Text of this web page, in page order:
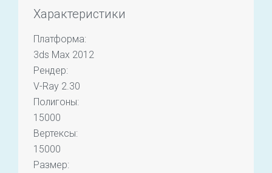
Характеристики
Платформа:
3ds Max 2012
Рендер:
V-Ray 2.30
Полигоны:
15000
Вертексы:
15000
Размер: